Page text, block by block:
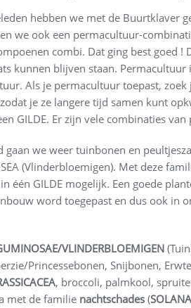
hebben we met de Buurtklaver
we ook een permacultuur-
combi. Dat ging best goed !
kunnen blijven staan. Permacultuur
Als je permacultuur toepast,
je ze langere tijd samen kunt
GILDE. Er zijn vele combinaties
gaan we weer tuinbonen en
(Vlinderbloemigen). Met deze
één GILDE mogelijk. Een goede
word toegepast en dus ook in
VLINDERBLOEMIGEN
Princessebonen, Snijbonen,
, broccoli, palmkool,
met de familie nachtschades (